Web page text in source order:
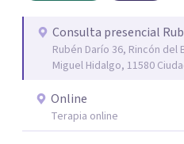
motivo la vida te esta
para acompañarte y buscar
estas sufriendo puedo
a través del trabajo conjunto
resignificar y elaborar, para
ser mas productivo y en
Consulta presencial
Rubén Darío 36, Rincón del
Miguel Hidalgo, 11580
Online
Terapia online